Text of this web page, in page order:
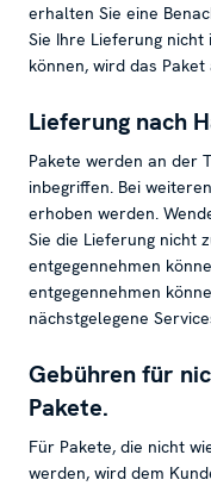
erhalten Sie eine
Sie Ihre Lieferung
können, wird das
Lieferung nach
Pakete werden an der
inbegriffen. Bei
erhoben werden.
Sie die Lieferung nicht
entgegennehmen
entgegennehmen
nächstgelegene
Gebühren für
Pakete.
Für Pakete, die nicht
werden, wird dem